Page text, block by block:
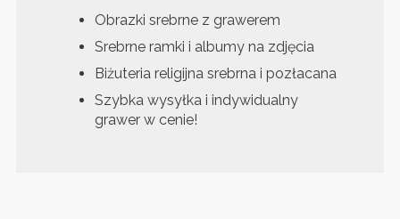
Obrazki srebrne z grawerem
Srebrne ramki i albumy na zdjęcia
Biżuteria religijna srebrna i pozłacana
Szybka wysyłka i indywidualny
grawer w cenie!